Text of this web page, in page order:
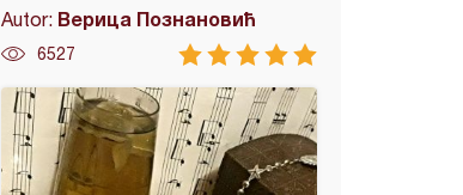
Autor: Верица Познановић
6527